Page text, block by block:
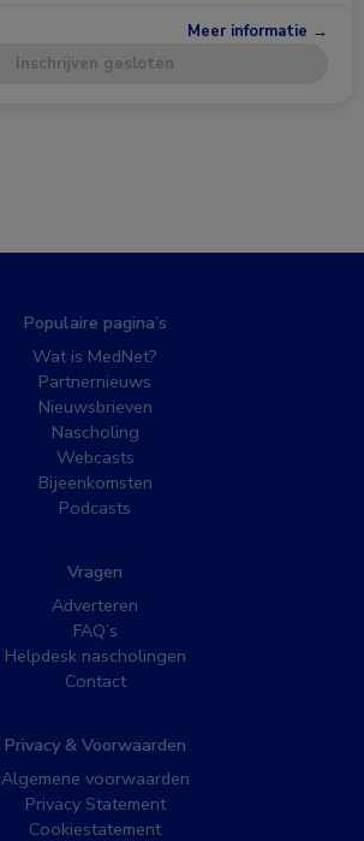
Meer informatie →
Inschrijven gesloten
Populaire pagina’s
Wat is MedNet?
Partnernieuws
Nieuwsbrieven
Nascholing
Webcasts
Bijeenkomsten
Podcasts
Vragen
Adverteren
FAQ’s
Helpdesk nascholingen
Contact
Privacy & Voorwaarden
Algemene voorwaarden
Privacy Statement
Cookiestatement